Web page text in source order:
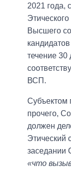
2021 года,
Высшего
течение 30
ВСП.
Субъектом
прочего,
должен
Этический
заседании
«что